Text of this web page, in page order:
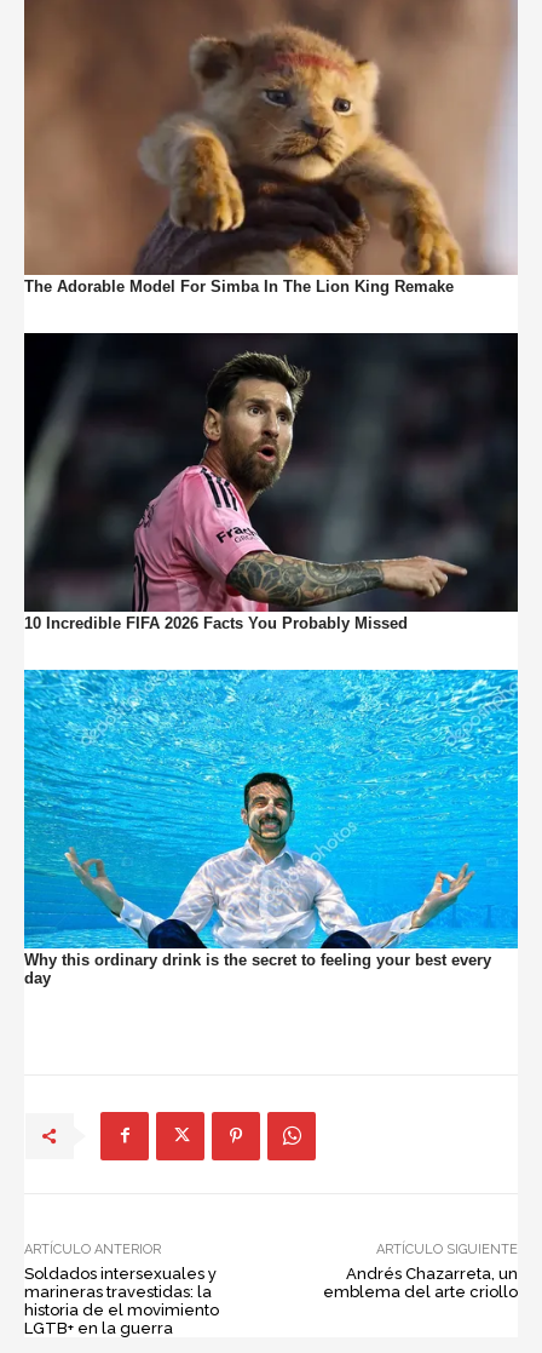
ARTÍCULO ANTERIOR
Soldados intersexuales y
marineras travestidas: la
historia de el movimiento
LGTB+ en la guerra
ARTÍCULO SIGUIENTE
Andrés Chazarreta, un
emblema del arte criollo